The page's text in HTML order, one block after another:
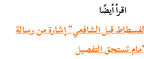
اقرأ أيضًا
قبل الشافعي” إشارة من رسالة
تستحق التفصيل